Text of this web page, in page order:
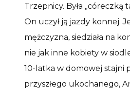
Trzepnicy. Była „córeczką
On uczył ją jazdy konnej.
mężczyzna, siedziała na
nie jak inne kobiety w
10-latka w domowej stajni
przyszłego ukochanego,